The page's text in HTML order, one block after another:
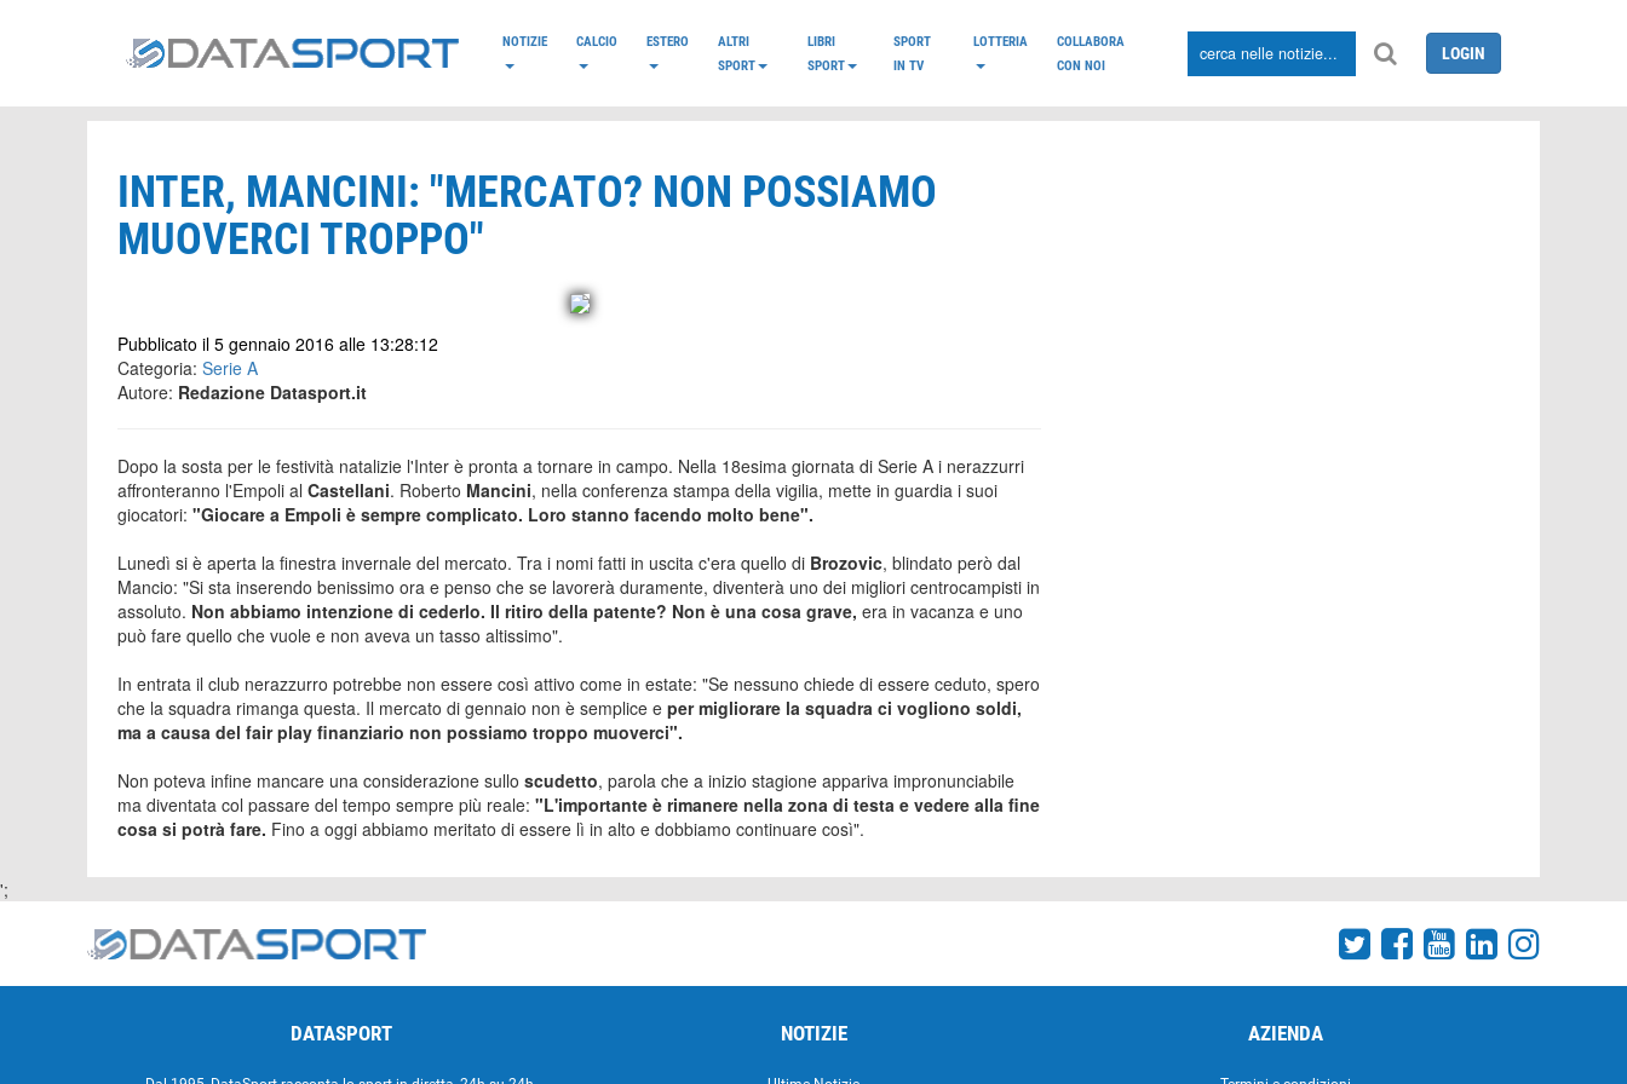
NOTIZIE CALCIO ESTERO
ALTRI
SPORT
LIBRI
SPORT
SPORT
IN TV
LOTTERIA
COLLABORA
CON NOI
LOGIN
INTER, MANCINI: "MERCATO? NON POSSIAMO
MUOVERCI TROPPO"
Pubblicato il 5 gennaio 2016 alle 13:28:12
Categoria: Serie A
Autore: Redazione Datasport.it
Dopo la sosta per le festività natalizie l'Inter è pronta a tornare in campo. Nella 18esima giornata di Serie A i nerazzurri
affronteranno l'Empoli al Castellani. Roberto Mancini, nella conferenza stampa della vigilia, mette in guardia i suoi
giocatori: "Giocare a Empoli è sempre complicato. Loro stanno facendo molto bene".
Lunedì si è aperta la finestra invernale del mercato. Tra i nomi fatti in uscita c'era quello di Brozovic, blindato però dal
Mancio: "Si sta inserendo benissimo ora e penso che se lavorerà duramente, diventerà uno dei migliori centrocampisti in
assoluto. Non abbiamo intenzione di cederlo. Il ritiro della patente? Non è una cosa grave, era in vacanza e uno
può fare quello che vuole e non aveva un tasso altissimo".
In entrata il club nerazzurro potrebbe non essere così attivo come in estate: "Se nessuno chiede di essere ceduto, spero
che la squadra rimanga questa. Il mercato di gennaio non è semplice e per migliorare la squadra ci vogliono soldi,
ma a causa del fair play finanziario non possiamo troppo muoverci".
Non poteva infine mancare una considerazione sullo scudetto, parola che a inizio stagione appariva impronunciabile
ma diventata col passare del tempo sempre più reale: "L'importante è rimanere nella zona di testa e vedere alla fine
cosa si potrà fare. Fino a oggi abbiamo meritato di essere lì in alto e dobbiamo continuare così".
';
DATASPORT NOTIZIE AZIENDA